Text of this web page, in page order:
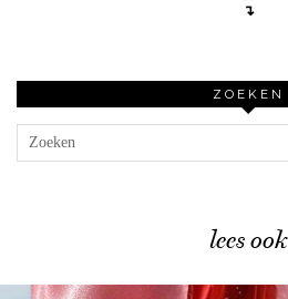
↴
ZOEKEN
lees ook